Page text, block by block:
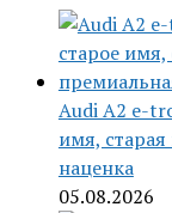
Audi A2 e-
имя,
наценка
05.08.2026